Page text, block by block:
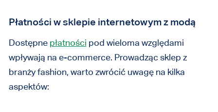
Płatności w sklepie internetowym z modą
Dostępne płatności pod wieloma względami
wpływają na e-commerce. Prowadząc sklep z
branży fashion, warto zwrócić uwagę na kilka
aspektów: